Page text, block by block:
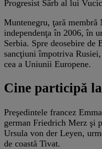
Progresist Sârb al lui
Muntenegru, ţară membră
independenţa în 2006, în
Serbia. Spre deosebire de
sancţiuni împotriva
cea a Uniunii Europene.
Cine participă
Preşedintele francez
german Friedrich Merz şi
Ursula von der Leyen,
de coastă Tivat.